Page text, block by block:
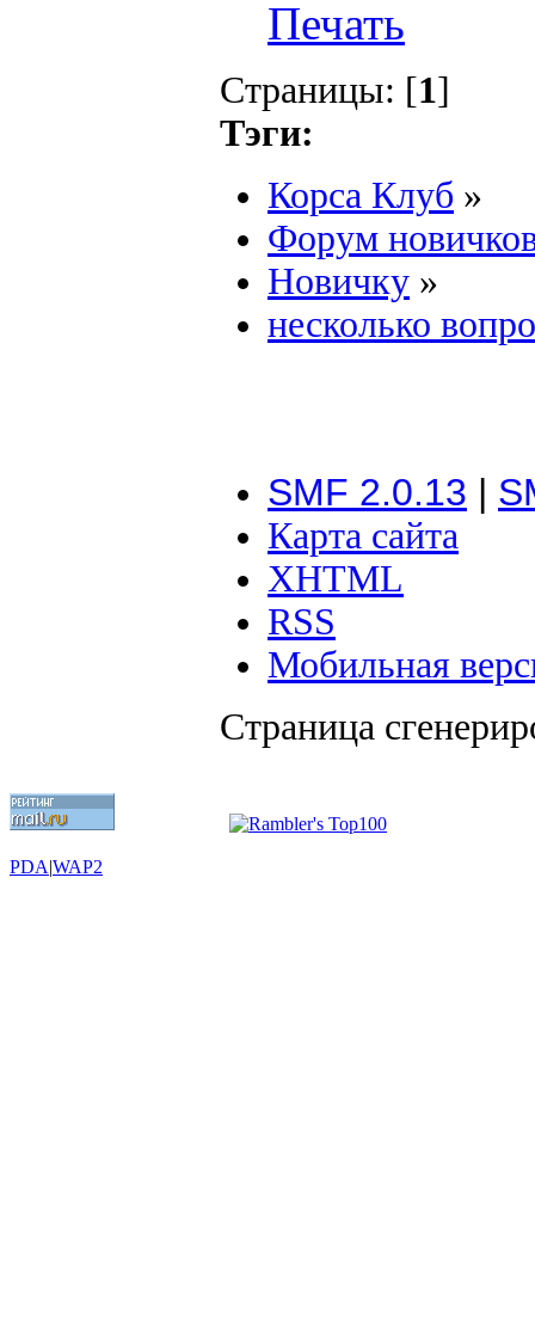
Страницы: [1]
Тэги:
Корса Клуб »
Форум
Новичку »
несколько
SMF 2.0.13 |
Карта сайта
XHTML
RSS
Мобильная
Страница
PDA|WAP2